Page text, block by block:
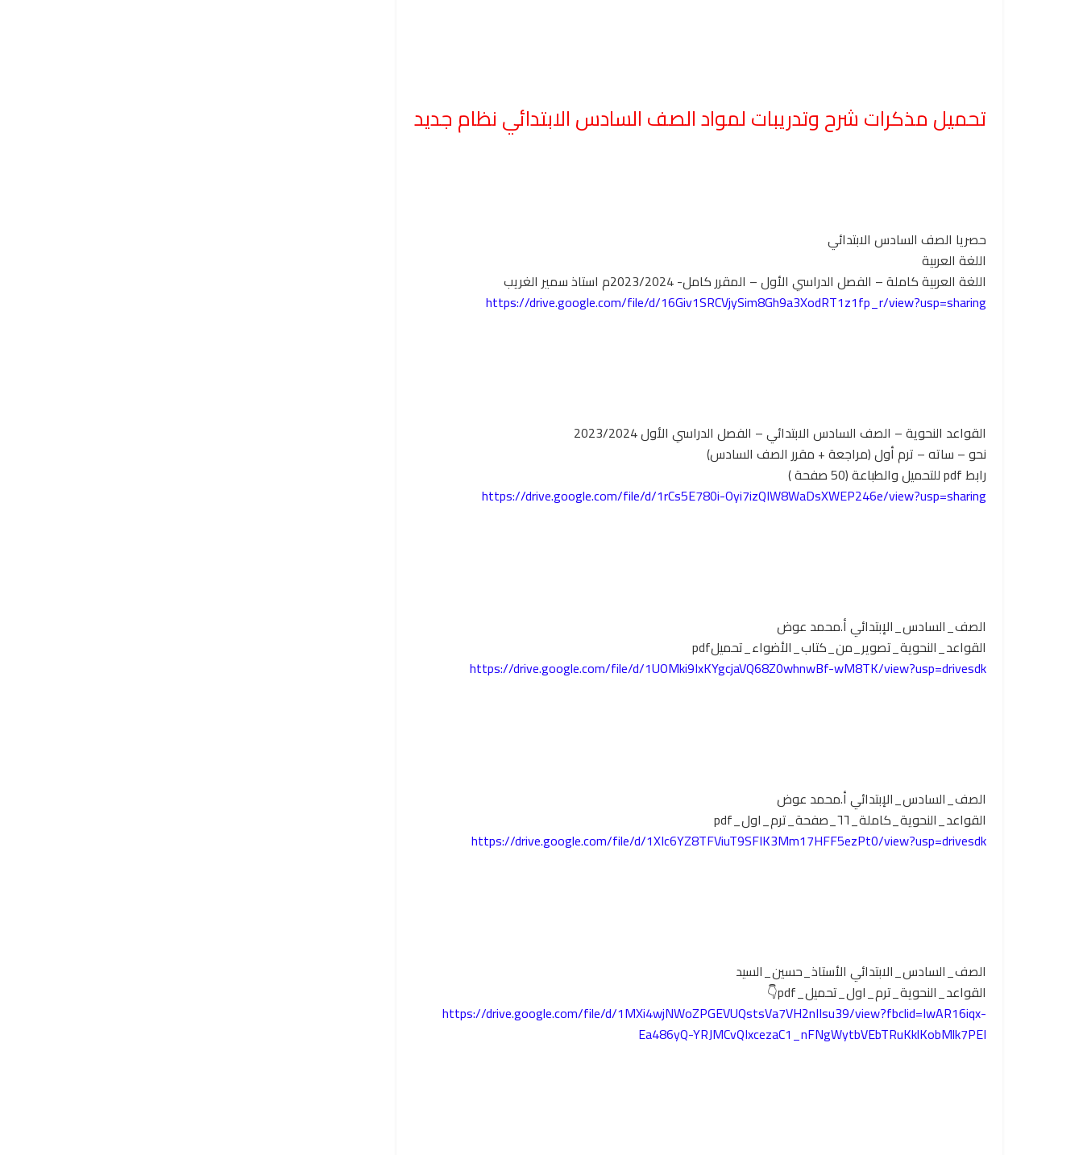
تحميل مذكرات شرح وتدريبات لمواد الصف السادس الابتدائي نظام جديد
حصريا الصف السادس الابتدائي
اللغة العربية
اللغة العربية كاملة – الفصل الدراسي الأول – المقرر كامل- 2023/2024م استاذ سمير الغريب
https://drive.google.com/file/d/16Giv1SRCVjySim8Gh9a3XodRT1z1fp_r/view?usp=sharing
القواعد النحوية – الصف السادس الابتدائي – الفصل الدراسي الأول 2023/2024
نحو – ساته – ترم أول (مراجعة + مقرر الصف السادس)
رابط pdf للتحميل والطباعة (50 صفحة )
https://drive.google.com/file/d/1rCs5E780i-Oyi7izQIW8WaDsXWEP246e/view?usp=sharing
الصف_السادس_الإبتدائي أ.محمد عوض
القواعد_النحوية_تصوير_من_كتاب_الأضواء_تحميلpdf
https://drive.google.com/file/d/1UOMki9IxKYgcjaVQ68Z0whnwBf-wM8TK/view?usp=drivesdk
الصف_السادس_الإبتدائي أ.محمد عوض
القواعد_النحوية_كاملة_٦٦_صفحة_ترم_اول_pdf
https://drive.google.com/file/d/1XIc6YZ8TFViuT9SFIK3Mm17HFF5ezPt0/view?usp=drivesdk
الصف_السادس_الابتدائي الأستاذ_حسين_السيد
القواعد_النحوية_ترم_اول_تحميل_pdf👇
https://drive.google.com/file/d/1MXi4wjNWoZPGEVUQstsVa7VH2nIIsu39/view?fbclid=IwAR16iqx-
Ea486yQ-YRJMCvQIxcezaC1_nFNgWytbVEbTRuKklKobMlk7PEI